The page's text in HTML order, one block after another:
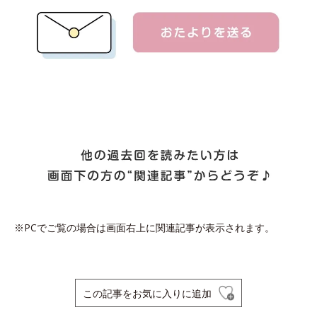
※PCでご覧の場合は画面右上に関連記事が表示されます。
この記事をお気に入りに追加